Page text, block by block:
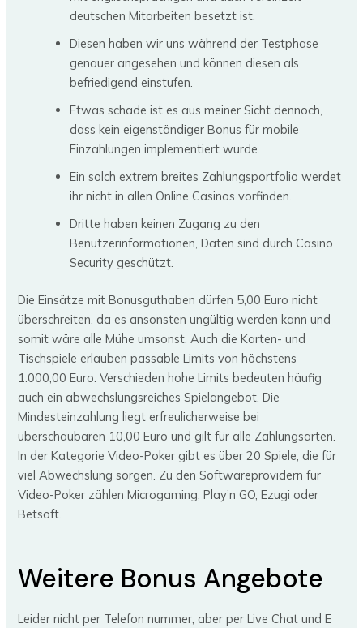
deutschen Mitarbeiten besetzt ist.
Diesen haben wir uns während der Testphase
genauer angesehen und können diesen als
befriedigend einstufen.
Etwas schade ist es aus meiner Sicht dennoch,
dass kein eigenständiger Bonus für mobile
Einzahlungen implementiert wurde.
Ein solch extrem breites Zahlungsportfolio werdet
ihr nicht in allen Online Casinos vorfinden.
Dritte haben keinen Zugang zu den
Benutzerinformationen, Daten sind durch Casino
Security geschützt.
Die Einsätze mit Bonusguthaben dürfen 5,00 Euro nicht
überschreiten, da es ansonsten ungültig werden kann und
somit wäre alle Mühe umsonst. Auch die Karten- und
Tischspiele erlauben passable Limits von höchstens
1.000,00 Euro. Verschieden hohe Limits bedeuten häufig
auch ein abwechslungsreiches Spielangebot. Die
Mindesteinzahlung liegt erfreulicherweise bei
überschaubaren 10,00 Euro und gilt für alle Zahlungsarten.
In der Kategorie Video-Poker gibt es über 20 Spiele, die für
viel Abwechslung sorgen. Zu den Softwareprovidern für
Video-Poker zählen Microgaming, Play’n GO, Ezugi oder
Betsoft.
Weitere Bonus Angebote
Leider nicht per Telefon nummer, aber per Live Chat und E